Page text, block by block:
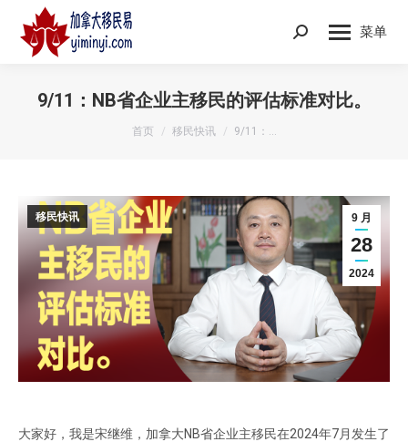
菜单
Search:
9/11：NB省企业主移民的评估标准对比。
您在这里：
首页 移民快讯 9/11：…
9 月
28
2024
移民快讯
大家好，我是宋继维，加拿大NB省企业主移民在2024年7月发生了